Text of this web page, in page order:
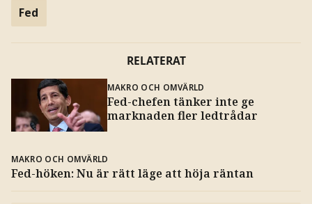
Fed
RELATERAT
MAKRO OCH OMVÄRLD
Fed-chefen tänker inte ge
marknaden fler ledtrådar
MAKRO OCH OMVÄRLD
Fed-höken: Nu är rätt läge att höja räntan